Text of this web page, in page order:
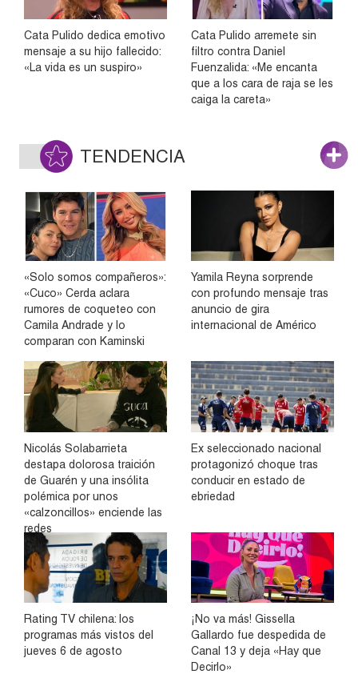
Cata Pulido dedica emotivo
mensaje a su hijo fallecido:
«La vida es un suspiro»
Cata Pulido arremete sin
filtro contra Daniel
Fuenzalida: «Me encanta
que a los cara de raja se les
caiga la careta»
TENDENCIA
«Solo somos compañeros»:
«Cuco» Cerda aclara
rumores de coqueteo con
Camila Andrade y lo
comparan con Kaminski
Yamila Reyna sorprende
con profundo mensaje tras
anuncio de gira
internacional de Américo
Nicolás Solabarrieta
destapa dolorosa traición
de Guarén y una insólita
polémica por unos
«calzoncillos» enciende las
redes
Ex seleccionado nacional
protagonizó choque tras
conducir en estado de
ebriedad
Rating TV chilena: los
programas más vistos del
jueves 6 de agosto
¡No va más! Gissella
Gallardo fue despedida de
Canal 13 y deja «Hay que
Decirlo»